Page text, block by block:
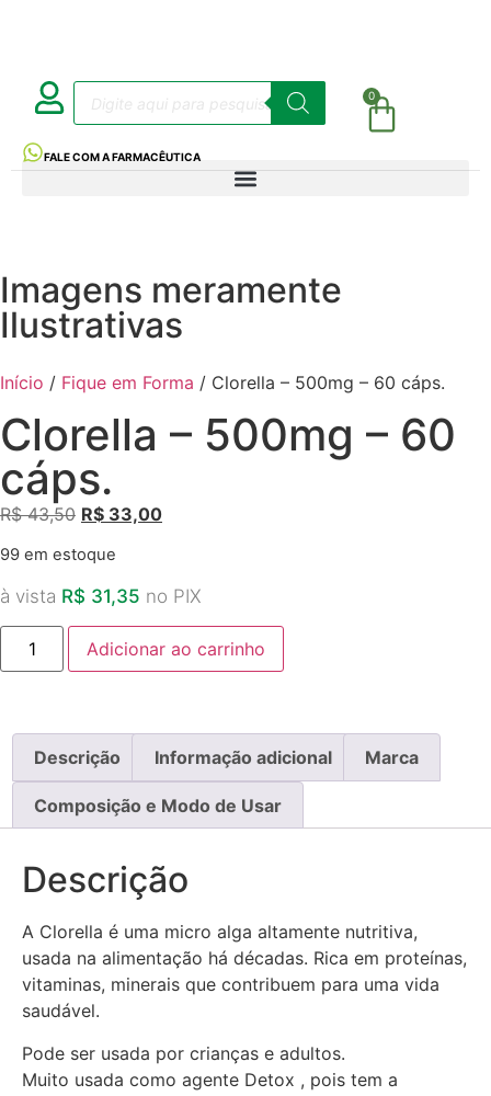
0
FALE COM A FARMACÊUTICA
Imagens meramente
Ilustrativas
Início / Fique em Forma / Clorella – 500mg – 60 cáps.
Clorella – 500mg – 60
cáps.
R$43,50 R$ 33,00
99 em estoque
à vista R$ 31,35 no PIX
Adicionar ao carrinho
Descrição Informação adicional Marca
Composição e Modo de Usar
Descrição
A Clorella é uma micro alga altamente nutritiva,
usada na alimentação há décadas. Rica em proteínas,
vitaminas, minerais que contribuem para uma vida
saudável.
Pode ser usada por crianças e adultos.
Muito usada como agente Detox , pois tem a